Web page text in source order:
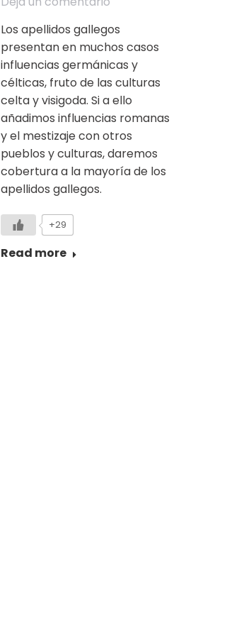
Los apellidos gallegos
presentan en muchos casos
influencias germánicas y
célticas, fruto de las culturas
celta y visigoda. Si a ello
añadimos influencias romanas
y el mestizaje con otros
pueblos y culturas, daremos
cobertura a la mayoría de los
apellidos gallegos.
+29
Read more